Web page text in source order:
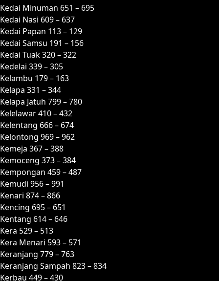
Kedai Minuman 651 – 695
Kedai Nasi 609 – 637
Kedai Papan 113 – 129
Kedai Samsu 191 – 156
Kedai Tuak 320 – 322
Kedelai 339 – 305
Kelambu 179 – 163
Kelapa 331 – 344
Kelapa Jatuh 799 – 780
Kelelawar 410 – 432
Kelentang 666 – 674
Kelontong 969 – 962
Kemeja 367 – 388
Kemoceng 373 – 384
Kempongan 459 – 487
Kemudi 956 – 991
Kenari 874 – 866
Kencing 695 – 651
Kentang 614 – 646
Kera 529 – 513
Kera Menari 593 – 571
Keranjang 779 – 763
Keranjang Sampah 823 – 834
Kerbau 449 – 430